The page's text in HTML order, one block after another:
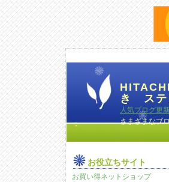
き ステ
人気ブログ更
さまざまなブ
お役立ちサイト
お買い得ネットショップ